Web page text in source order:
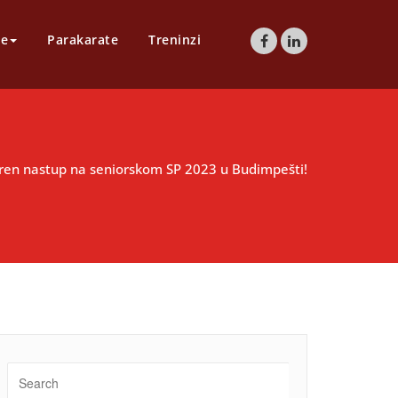
Parakarate Treninzi
nastup na seniorskom SP 2023 u Budimpešti!